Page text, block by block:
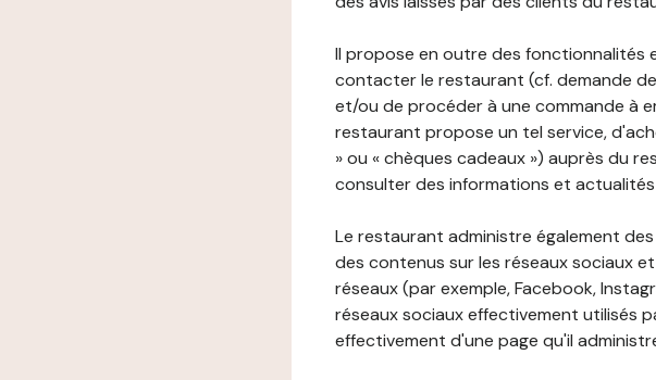
Il propose en outre des
contacter le restaurant (cf. demande
et/ou de procéder à une commande à
restaurant propose un tel service,
» ou « chèques cadeaux ») auprès du
consulter des informations et
Le restaurant administre également
des contenus sur les réseaux sociaux
réseaux (par exemple, Facebook,
réseaux sociaux effectivement utilisés
effectivement d'une page qu'il